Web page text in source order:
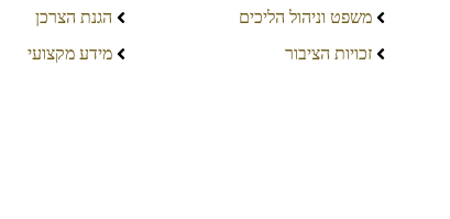
משפט וניהול הליכים
זכויות הציבור
הגנת הצרכן
מידע מקצועי